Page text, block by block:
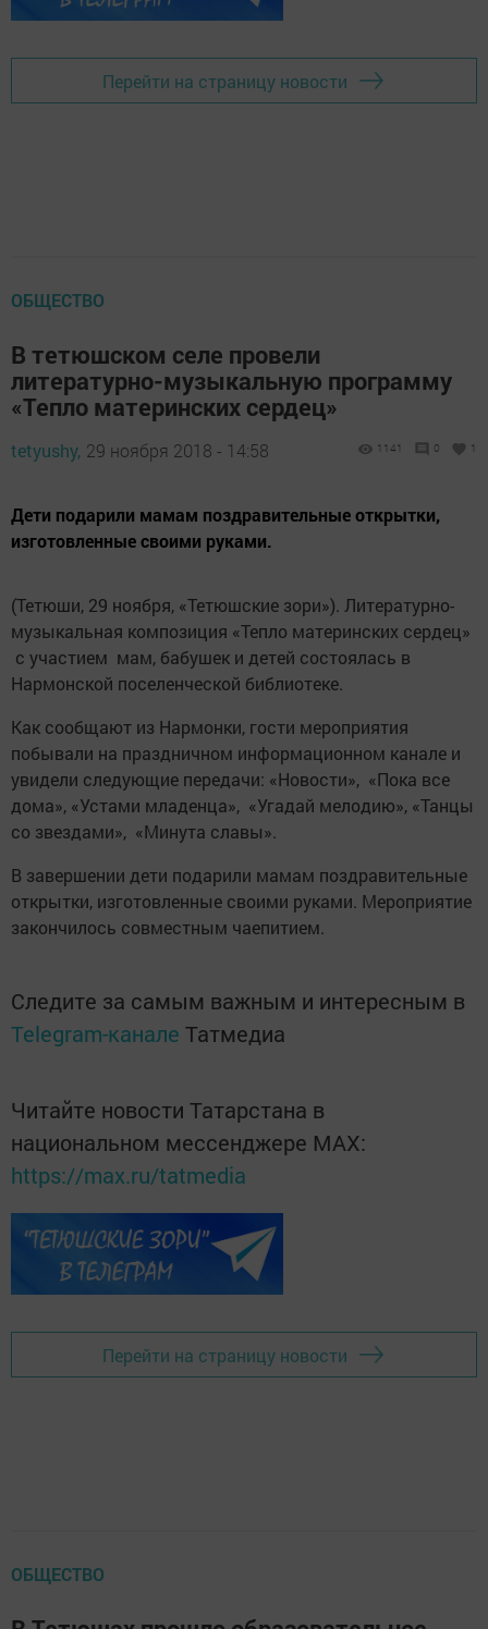
Перейти на страницу новости
ОБЩЕСТВО
В тетюшском селе провели
литературно-музыкальную программу
«Тепло материнских сердец»
tetyushy, 29 ноября 2018 - 14:58 1141 0 1
Дети подарили мамам поздравительные открытки,
изготовленные своими руками.
(Тетюши, 29 ноября, «Тетюшские зори»). Литературно-
музыкальная композиция «Тепло материнских сердец»
с участием мам, бабушек и детей состоялась в
Нармонской поселенческой библиотеке.
Как сообщают из Нармонки, гости мероприятия
побывали на праздничном информационном канале и
увидели следующие передачи: «Новости», «Пока все
дома», «Устами младенца», «Угадай мелодию», «Танцы
со звездами», «Минута славы».
В завершении дети подарили мамам поздравительные
открытки, изготовленные своими руками. Мероприятие
закончилось совместным чаепитием.
Следите за самым важным и интересным в
Telegram-канале Татмедиа
Читайте новости Татарстана в
национальном мессенджере MАХ:
https://max.ru/tatmedia
Перейти на страницу новости
ОБЩЕСТВО